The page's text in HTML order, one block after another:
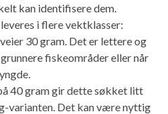
kan identifisere dem.
i flere vektklasser:
30 gram. Det er lettere og
fiskeområder eller når
40 gram gir dette søkket litt
varianten. Det kan være nyttig